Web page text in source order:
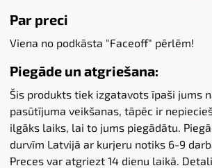
Par preci
Viena no podkāsta "Faceoff" pērlēm!
Piegāde un atgriešana:
Šis produkts tiek izgatavots īpaši jums
pasūtījuma veikšanas, tāpēc ir
ilgāks laiks, lai to jums piegādātu.
durvīm Latvijā ar kurjeru notiks 6-9
Preces var atgriezt 14 dienu laikā.